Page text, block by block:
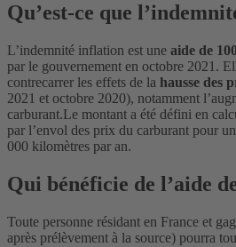
Qu’est-ce que
L’indemnité inflation est une aide de
par le gouvernement en octobre 2021.
contrecarrer les effets de la hausse des
2021 et octobre 2020), notamment
carburant.Le montant a été défini en
par l’envol des prix du carburant pour
000 kilomètres par an.
Qui bénéficie de l’aide
Toute personne résidant en France et
après prélèvement à la source) pourra